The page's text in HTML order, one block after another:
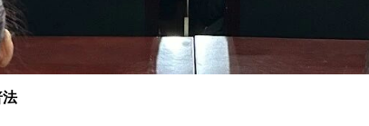
法